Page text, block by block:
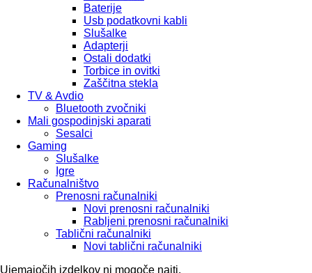
Baterije
Usb podatkovni kabli
Slušalke
Adapterji
Ostali dodatki
Torbice in ovitki
Zaščitna stekla
TV & Avdio
Bluetooth zvočniki
Mali gospodinjski aparati
Sesalci
Gaming
Slušalke
Igre
Računalništvo
Prenosni računalniki
Novi prenosni računalniki
Rabljeni prenosni računalniki
Tablični računalniki
Novi tablični računalniki
Ujemajočih izdelkov ni mogoče najti.